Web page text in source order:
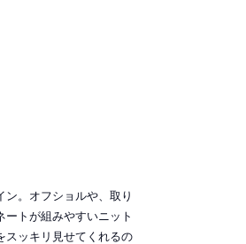
。オフショルや、取り
トが組みやすいニット
スッキリ見せてくれるの